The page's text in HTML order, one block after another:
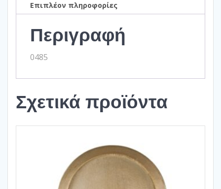
Επιπλέον πληροφορίες
Περιγραφή
0485
Σχετικά προϊόντα